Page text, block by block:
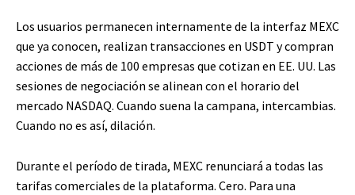
Los usuarios permanecen internamente de la interfaz MEXC
que ya conocen, realizan transacciones en USDT y compran
acciones de más de 100 empresas que cotizan en EE. UU. Las
sesiones de negociación se alinean con el horario del
mercado NASDAQ. Cuando suena la campana, intercambias.
Cuando no es así, dilación.
Durante el período de tirada, MEXC renunciará a todas las
tarifas comerciales de la plataforma. Cero. Para una